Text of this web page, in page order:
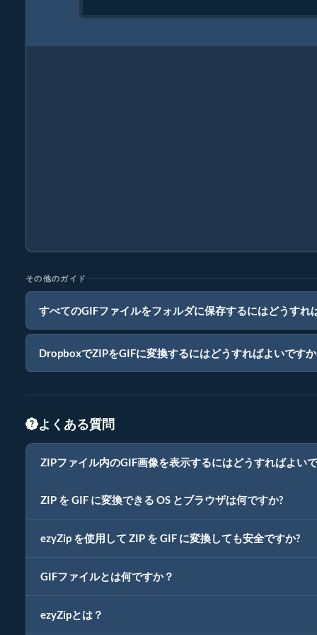
その他のガイド
すべてのGIFファイルをフォルダに保存するにはどうすれ
DropboxでZIPをGIFに変換するにはどうすればよいですか
よくある質問
ZIPファイル内のGIF画像を表示するにはどうすればよい
ZIP を GIF に変換できる OS とブラウザは何ですか?
ezyZip を使用して ZIP を GIF に変換しても安全ですか?
GIFファイルとは何ですか？
ezyZipとは？